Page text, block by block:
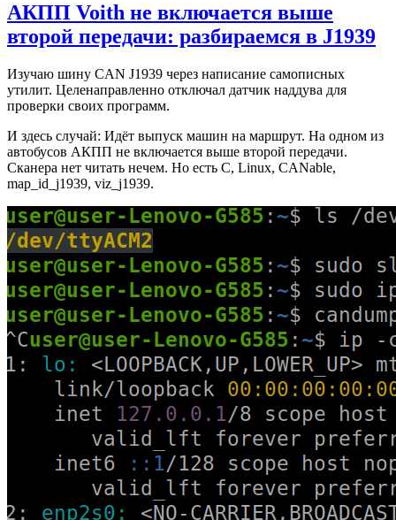
АКПП Voith не включается выше
второй передачи: разбираемся в J1939
Изучаю шину CAN J1939 через написание самописных
утилит. Целенаправленно отключал датчик наддува для
проверки своих программ.
И здесь случай: Идёт выпуск машин на маршрут. На одном из
автобусов АКПП не включается выше второй передачи.
Сканера нет читать нечем. Но есть C, Linux, CANable,
map_id_j1939, viz_j1939.